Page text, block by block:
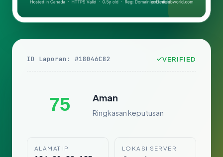
ID Laporan: #18046C82 VERIFIED
75 Aman
Ringkasan keputusan
ALAMAT IP LOKASI SERVER